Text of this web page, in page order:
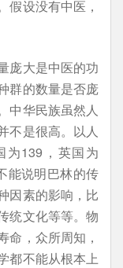
假设没有中医，
庞大是中医的功
群的数量是否庞
中华民族虽然人
不是很高。以人
为139，英国为
能说明巴林的传
因素的影响，比
统文化等等。物
命，众所周知，
都不能从根本上